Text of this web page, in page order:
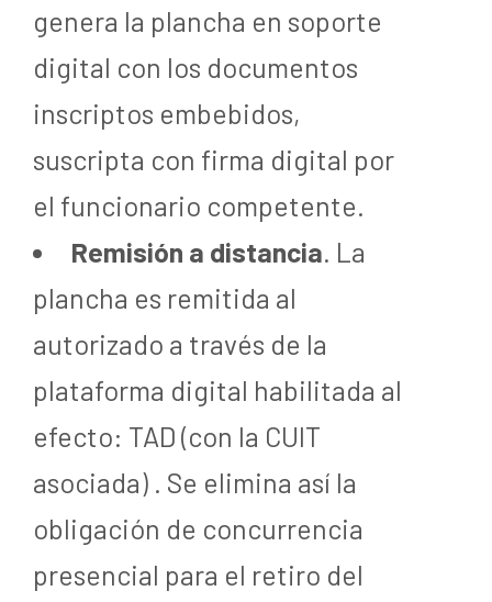
genera la plancha en soporte
digital con los documentos
inscriptos embebidos,
suscripta con firma digital por
el funcionario competente.
Remisión a distancia. La
plancha es remitida al
autorizado a través de la
plataforma digital habilitada al
efecto: TAD (con la CUIT
asociada) . Se elimina así la
obligación de concurrencia
presencial para el retiro del